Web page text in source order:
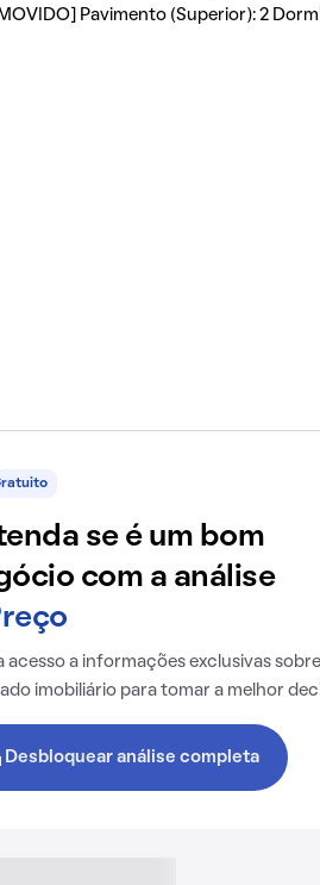
Pavimento (Superior): 2
se é um bom
com a análise
acesso a informações exclusivas
imobiliário para tomar a melhor
Desbloquear análise completa